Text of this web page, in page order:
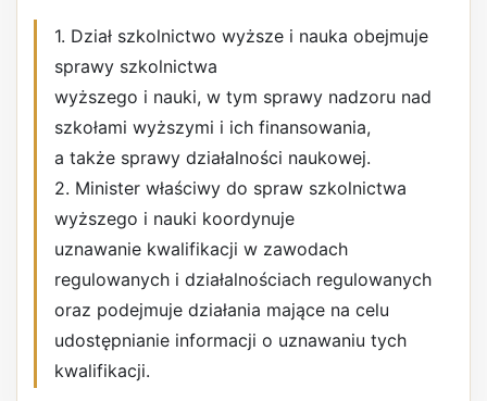
1. Dział szkolnictwo wyższe i nauka obejmuje
sprawy szkolnictwa
wyższego i nauki, w tym sprawy nadzoru nad
szkołami wyższymi i ich finansowania,
a także sprawy działalności naukowej.
2. Minister właściwy do spraw szkolnictwa
wyższego i nauki koordynuje
uznawanie kwalifikacji w zawodach
regulowanych i działalnościach regulowanych
oraz podejmuje działania mające na celu
udostępnianie informacji o uznawaniu tych
kwalifikacji.